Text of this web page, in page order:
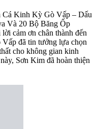
Cá Kinh Kỳ Gò Vấp – Dấu
Và 20 Bộ Băng Ốp
cảm ơn chân thành đến
đã tin tưởng lựa chọn
cho không gian kinh
Sơn Kim đã hoàn thiện